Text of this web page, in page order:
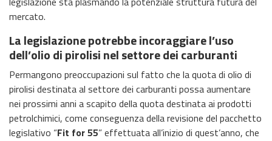
mercato.
La legislazione potrebbe incoraggiare l’uso
dell’olio di pirolisi nel settore dei carburanti
Permangono preoccupazioni sul fatto che la quota di olio di
pirolisi destinata al settore dei carburanti possa aumentare
nei prossimi anni a scapito della quota destinata ai prodotti
petrolchimici, come conseguenza della revisione del pacchetto
legislativo “Fit for 55” effettuata all’inizio di quest’anno, che